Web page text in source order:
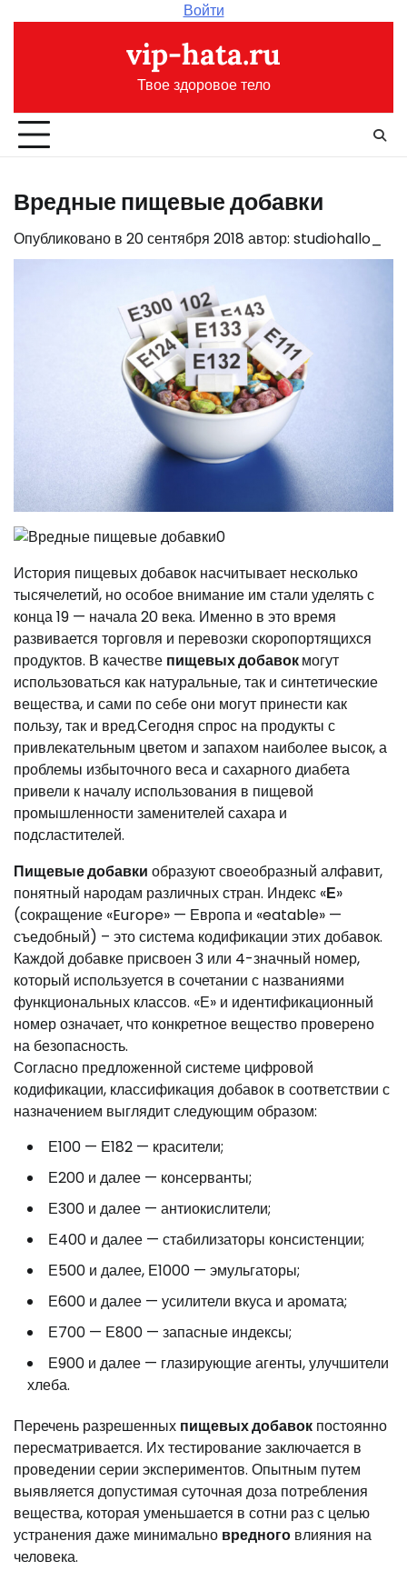
Войти
vip-hata.ru
Твое здоровое тело
Вредные пищевые добавки
Опубликовано в 20 сентября 2018 автор: studiohallo_
История пищевых добавок насчитывает несколько
тысячелетий, но особое внимание им стали уделять с
конца 19 — начала 20 века. Именно в это время
развивается торговля и перевозки скоропортящихся
продуктов. В качестве пищевых добавокмогут
использоваться как натуральные, так и синтетические
вещества, и сами по себе они могут принести как
пользу, так и вред.Сегодня спрос на продукты с
привлекательным цветом и запахом наиболее высок, а
проблемы избыточного веса и сахарного диабета
привели к началу использования в пищевой
промышленности заменителей сахара и
подсластителей.
Пищевые добавки образуют своеобразный алфавит,
понятный народам различных стран. Индекс «Е»
(сокращение «Europe» — Европа и «eatable» —
съедобный) – это система кодификации этих добавок.
Каждой добавке присвоен 3 или 4-значный номер,
который используется в сочетании с названиями
функциональных классов. «Е» и идентификационный
номер означает, что конкретное вещество проверено
на безопасность.
Согласно предложенной системе цифровой
кодификации, классификация добавок в соответствии с
назначением выглядит следующим образом:
Е100 — Е182 — красители;
Е200 и далее — консерванты;
Е300 и далее — антиокислители;
Е400 и далее — стабилизаторы консистенции;
Е500 и далее, Е1000 — эмульгаторы;
Е600 и далее — усилители вкуса и аромата;
Е700 — Е800 — запасные индексы;
Е900 и далее — глазирующие агенты, улучшители
хлеба.
Перечень разрешенных пищевых добавок постоянно
пересматривается. Их тестирование заключается в
проведении серии экспериментов. Опытным путем
выявляется допустимая суточная доза потребления
вещества, которая уменьшается в сотни раз с целью
устранения даже минимально вредного влияния на
человека.